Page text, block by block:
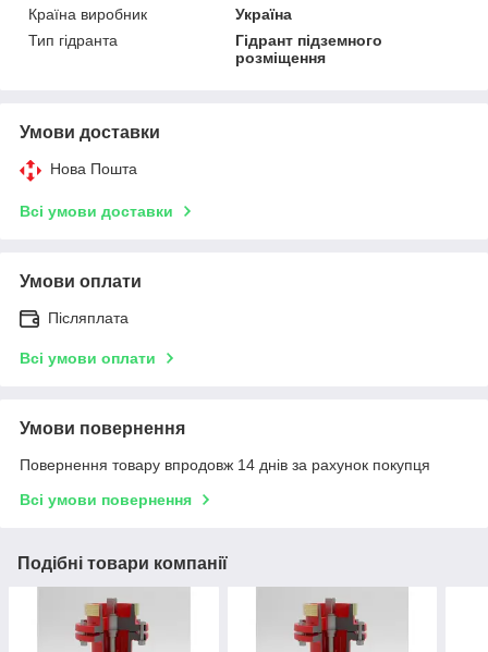
Країна виробник
Україна
Тип гідранта
Гідрант підземного
розміщення
Умови доставки
Нова Пошта
Всі умови доставки
Умови оплати
Післяплата
Всі умови оплати
Умови повернення
Повернення товару впродовж 14 днів за рахунок покупця
Всі умови повернення
Подібні товари компанії